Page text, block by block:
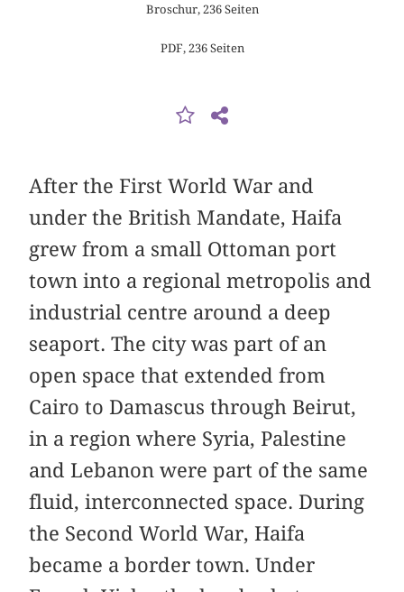
Broschur, 236 Seiten
PDF, 236 Seiten
After the First World War and
under the British Mandate, Haifa
grew from a small Ottoman port
town into a regional metropolis and
industrial centre around a deep
seaport. The city was part of an
open space that extended from
Cairo to Damascus through Beirut,
in a region where Syria, Palestine
and Lebanon were part of the same
fluid, interconnected space. During
the Second World War, Haifa
became a border town. Under